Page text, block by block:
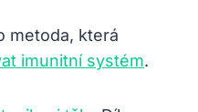
metoda, která
imunitní systém.